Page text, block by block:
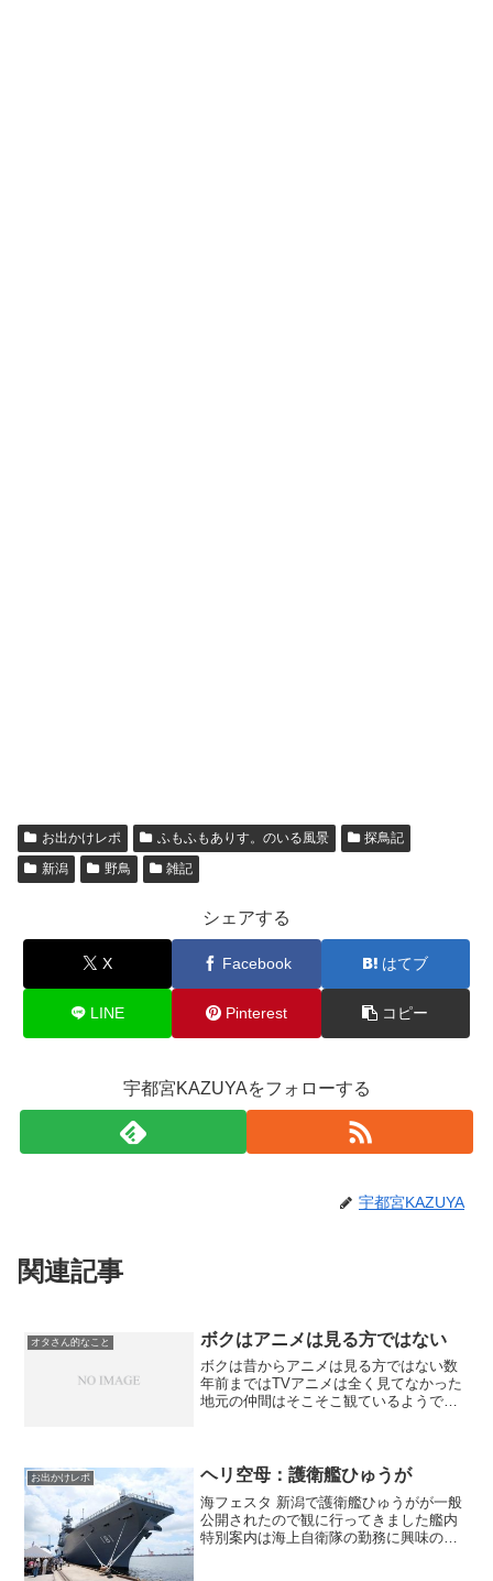
お出かけレポ ふもふもありす。のいる風景
探鳥記
新潟
野鳥 雑記
シェアする
X Facebook はてブ
LINE Pinterest コピー
宇都宮KAZUYAをフォローする
宇都宮KAZUYA
関連記事
オタさん的なこと ボクはアニメは見る方ではない
ボクは昔からアニメは見る方ではない数
年前まではTVアニメは全く見てなかった
地元の仲間はそこそこ観ているようで複
話題にしているのを見...
お出かけレポ ヘリ空母：護衛艦ひゅうが
海フェスタ 新潟で護衛艦ひゅうがが一般
公開されたので観に行ってきました艦内
特別案内は海上自衛隊の勤務に興味のあ